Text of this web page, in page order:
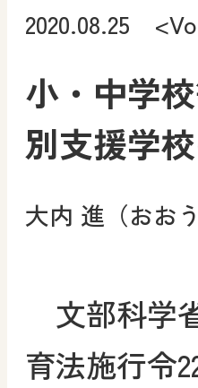
2020.08.25
小・中学
別支援学
大内 進（おお
文部科学
育法施行令